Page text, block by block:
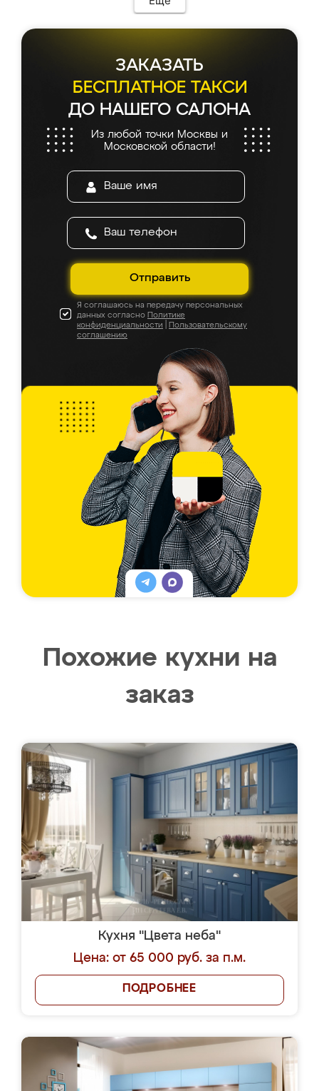
ЗАКАЗАТЬ
БЕСПЛАТНОЕ ТАКСИ
ДО НАШЕГО САЛОНА
Из любой точки Москвы и
Московской области!
Отправить
Я соглашаюсь на передачу персональных
данных согласно Политике
конфиденциальности
Пользовательскому
соглашению
Похожие кухни на
заказ
Кухня "Цвета неба"
Цена: от 65 000 руб. за п.м.
ПОДРОБНЕЕ